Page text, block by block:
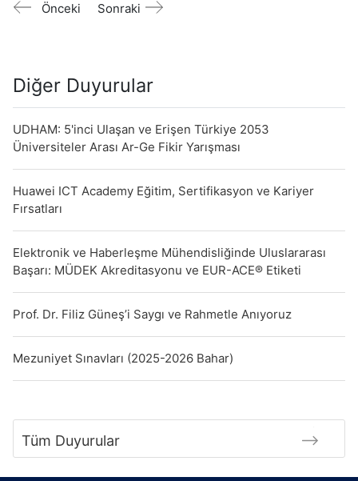
Önceki Sonraki
Diğer Duyurular
UDHAM: 5'inci Ulaşan ve Erişen Türkiye 2053
Üniversiteler Arası Ar-Ge Fikir Yarışması
Huawei ICT Academy Eğitim, Sertifikasyon ve Kariyer
Fırsatları
Elektronik ve Haberleşme Mühendisliğinde Uluslararası
Başarı: MÜDEK Akreditasyonu ve EUR-ACE® Etiketi
Prof. Dr. Filiz Güneş’i Saygı ve Rahmetle Anıyoruz
Mezuniyet Sınavları (2025-2026 Bahar)
Tüm Duyurular